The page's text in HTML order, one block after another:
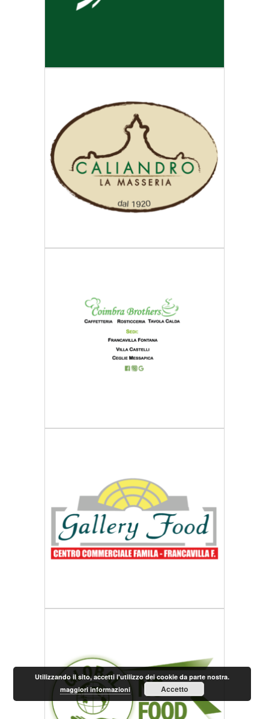
Utilizzando il sito, accetti l'utilizzo dei cookie da parte nostra.
maggiori informazioni
Accetto